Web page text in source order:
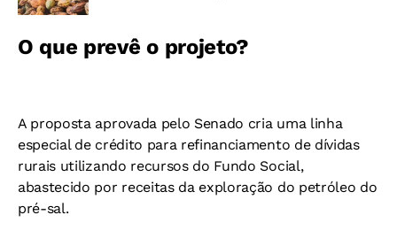
O que prevê o projeto?
A proposta aprovada pelo Senado cria uma linha
especial de crédito para refinanciamento de dívidas
rurais utilizando recursos do Fundo Social,
abastecido por receitas da exploração do petróleo do
pré-sal.